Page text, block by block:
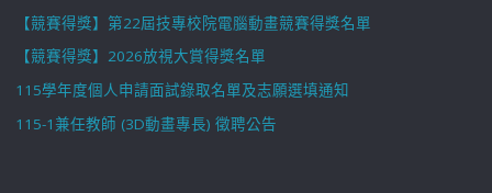
【競賽得獎】第22屆技專校院電腦動畫競賽得獎名單
【競賽得獎】2026放視大賞得獎名單
115學年度個人申請面試錄取名單及志願選填通知
115-1兼任教師 (3D動畫專長) 徵聘公告